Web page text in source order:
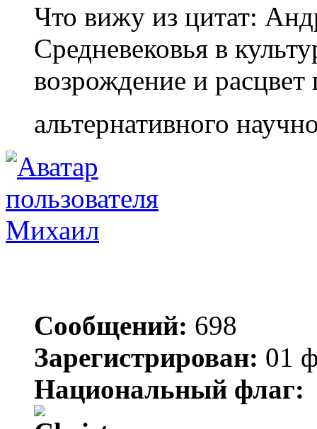
Что вижу из цитат:
Средневековья в
возрождение и расцвет
альтернативного
Михаил
Сообщений: 698
Зарегистрирован: 01
Национальный флаг: